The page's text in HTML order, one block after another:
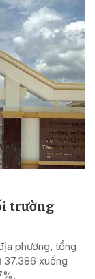
trường
phương, tổng
xuống